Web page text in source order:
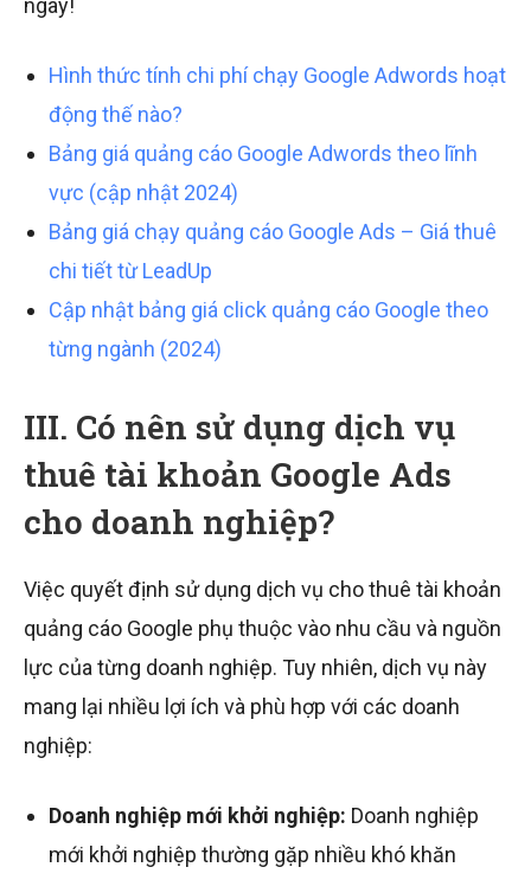
ngày!
Hình thức tính chi phí chạy Google Adwords hoạt
động thế nào?
Bảng giá quảng cáo Google Adwords theo lĩnh
vực (cập nhật 2024)
Bảng giá chạy quảng cáo Google Ads – Giá thuê
chi tiết từ LeadUp
Cập nhật bảng giá click quảng cáo Google theo
từng ngành (2024)
III. Có nên sử dụng dịch vụ
thuê tài khoản Google Ads
cho doanh nghiệp?
Việc quyết định sử dụng dịch vụ cho thuê tài khoản
quảng cáo Google phụ thuộc vào nhu cầu và nguồn
lực của từng doanh nghiệp. Tuy nhiên, dịch vụ này
mang lại nhiều lợi ích và phù hợp với các doanh
nghiệp:
Doanh nghiệp mới khởi nghiệp: Doanh nghiệp
mới khởi nghiệp thường gặp nhiều khó khăn